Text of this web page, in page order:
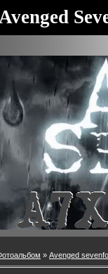
» Avenged